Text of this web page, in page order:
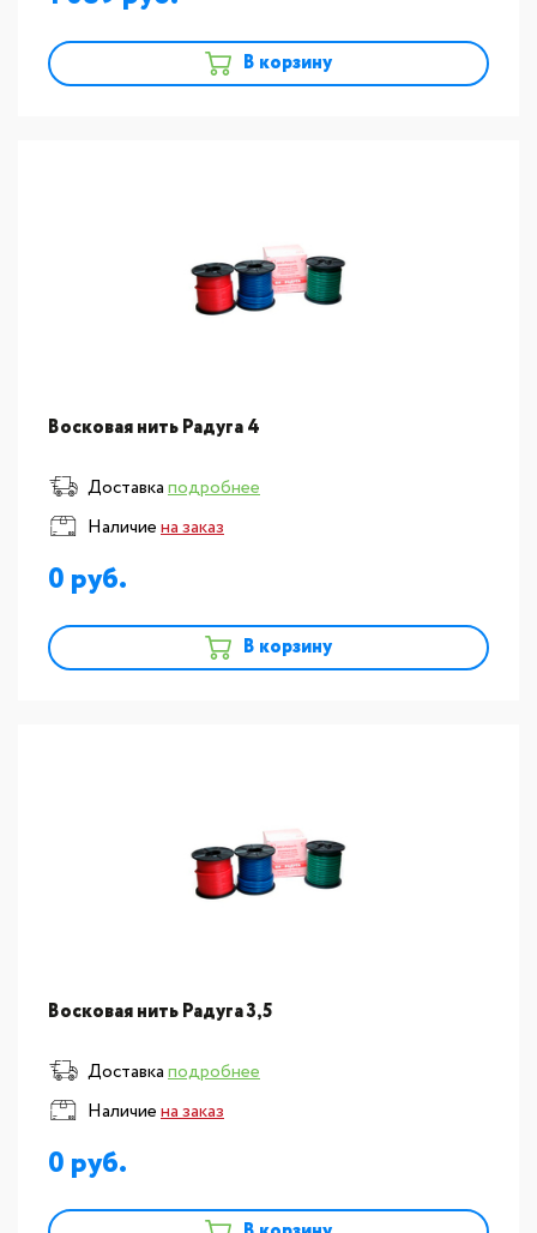
В корзину
Восковая нить Радуга 4
Доставкаподробнее
Наличиена заказ
0
В корзину
Восковая нить Радуга 3,5
Доставкаподробнее
Наличиена заказ
0